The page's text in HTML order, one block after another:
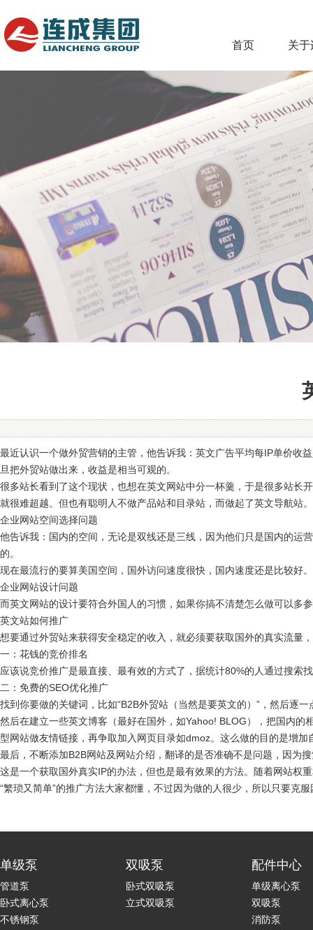
首页 关于
最近认识一个做外贸营销的主管，他告诉我：英文广告平均每IP单价收
旦把外贸站做出来，收益是相当可观的。
很多站长看到了这个现状，也想在英文网站中分一杯羹，于是很多站长
就很难超越。但也有聪明人不做产品站和目录站，而做起了英文导航站
企业网站空间选择问题
他告诉我：国内的空间，无论是双线还是三线，因为他们只是国内的运
的。
现在最流行的要算美国空间，国外访问速度很快，国内速度还是比较好
企业网站设计问题
而英文网站的设计要符合外国人的习惯，如果你搞不清楚怎么做可以多
英文站如何推广
想要通过外贸站来获得安全稳定的收入，就必须要获取国外的真实流量
一：花钱的竞价排名
应该说竞价推广是最直接、最有效的方式了，据统计80%的人通过搜
二：免费的SEO优化推广
找到你要做的关键词，比如“B2B外贸站（当然是要英文的）”，然后逐
然后在建立一些英文博客（最好在国外，如Yahoo! BLOG），把国内
型网站做友情链接，再争取加入网页目录如dmoz。这么做的目的是增加
最后，不断添加B2B网站及网站介绍，翻译的是否准确不是问题，因为
这是一个获取国外真实IP的办法，但也是最有效果的方法。随着网站权
“繁琐又简单”的推广方法大家都懂，不过因为做的人很少，所以只要克
单级泵
管道泵
卧式离心泵
不锈钢泵
双吸泵
卧式双吸泵
立式双吸泵
配件中心
单级离心泵
双吸泵
消防泵